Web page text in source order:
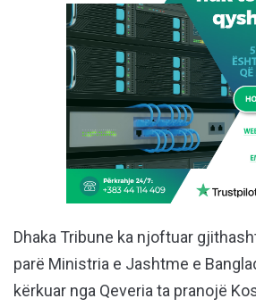
Dhaka Tribune ka njoftuar
parë Ministria e Jashtme e
kërkuar nga Qeveria ta pranojë